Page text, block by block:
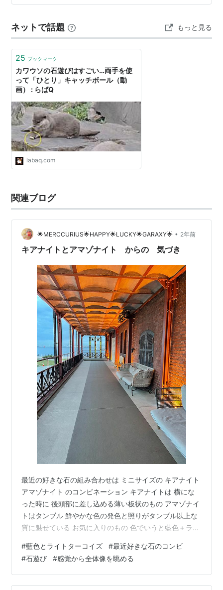
した。 タイトルは、『楽しみながら続けていく』です。
ら、とても嬉しいです。 今回は、以上になります。 で
は、ま…
ネットで話題 もっと見る
25 ブックマーク
カワウソの石遊びはすごい…両手を使
って「ひとり」キャッチボール（動
画） : らばQ
labaq.com
関連ブログ
🌟MERCCURIUS🌟HAPPY🌟LUCKY🌟GARAXY🌟 • 2年前
キアナイトとアマゾナイト からの 気づき
最近の好きな石の組み合わせは ミニサイズの キアナイト
アマゾナイト のコンビネーション キアナイトは 横にな
った時に 後頭部に差し込める薄い板状のもの アマゾナイ
トはタンブル 鮮やかな色の発色と照りがタンブル以上な
質に魅せている お気に入りのもの 色でいうと藍色＋ライ
番のイスラフィル といったところ この2つの数字のシン
クロ率も結構すごくて うわ！ ここもか じゃー最初から
繋がってたのか といまさらながらの発見に驚いたりする
（1年近く気づいてなかった 笑 haha ） 脳の仕組みとし
#藍色とライトターコイズ #最近好きな石のコンビ
#石遊び #感覚から全体像を眺める